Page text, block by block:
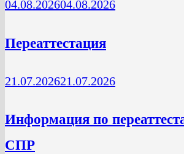
04.08.202604.08.2026
Переаттестация
21.07.202621.07.2026
Информация по
СПР